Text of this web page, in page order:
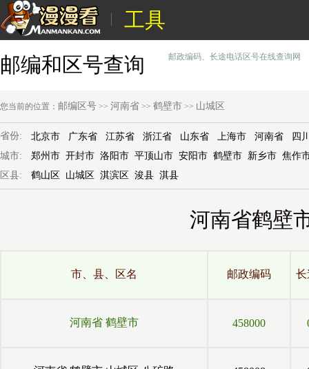
工具
邮编和区号查询
邮政编码、长途电话区号在线查询网
您当前的位置： 邮编区号 >> 河南省 >> 鹤壁市 >> 山城区
省份: 北京市 广东省 江苏省 浙江省 山东省 上海市 河南省
四
城市:
郑州市 开封市 洛阳市 平顶山市 安阳市 鹤壁市 新乡市 焦作
区县:
鹤山区 山城区 淇滨区 浚县 淇县
河南省鹤壁
市、县、区名 邮政编码 长
河南省 鹤壁市 458000